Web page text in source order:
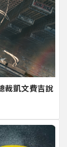
裁凱文費吉說